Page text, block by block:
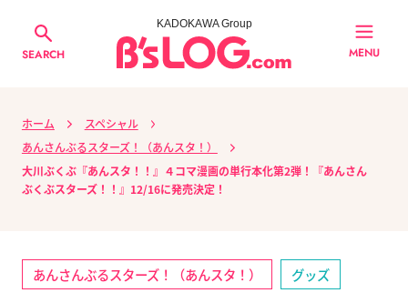
SEARCH
KADOKAWA Group
MENU
ホーム
スペシャル
あんさんぶるスターズ！（あんスタ！）
大川ぶくぶ『あんスタ！！』４コマ漫画の単行本化第2弾！『あんさん
ぶくぶスターズ！！』12/16に発売決定！
あんさんぶるスターズ！（あんスタ！） グッズ